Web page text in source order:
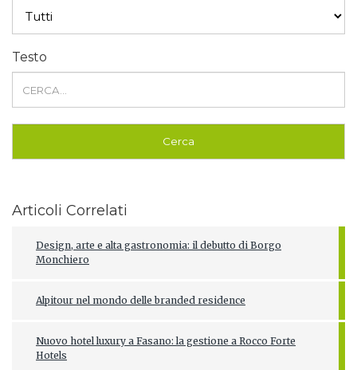
Testo
Articoli Correlati
Design, arte e alta gastronomia: il debutto di Borgo
Monchiero
Alpitour nel mondo delle branded residence
Nuovo hotel luxury a Fasano: la gestione a Rocco Forte
Hotels